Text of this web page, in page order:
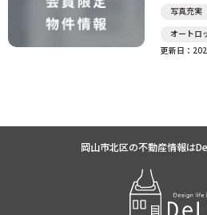
写真充実
オートロ
更新日：
岡山市北区の不動産情報は